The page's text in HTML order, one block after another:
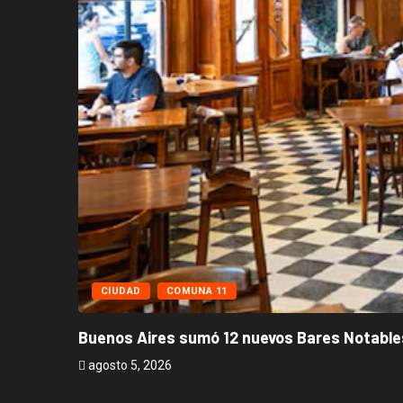
CIUDAD COMUNA 11
Buenos Aires sumó 12 nuevos Bares
agosto 5, 2026